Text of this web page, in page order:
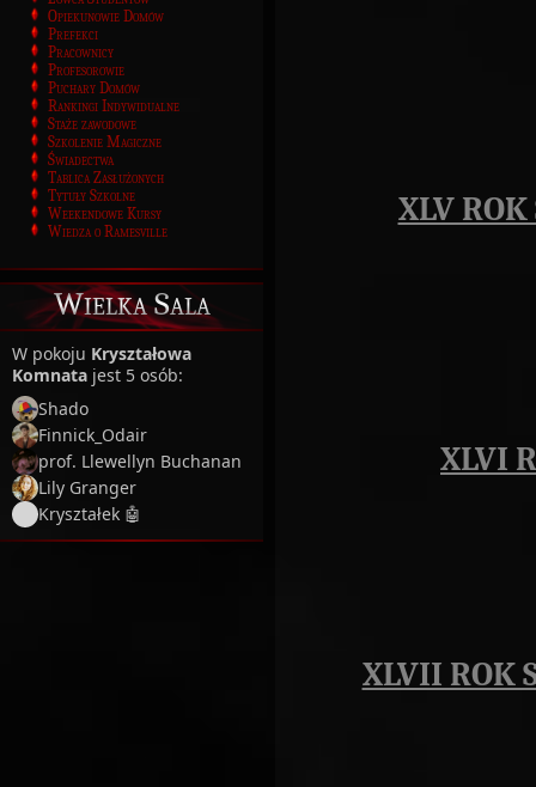
Opiekunowie Domów
Prefekci
Pracownicy
Profesorowie
Puchary Domów
Rankingi Indywidualne
Staże zawodowe
Szkolenie Magiczne
Świadectwa
Tablica Zasłużonych
Tytuły Szkolne
Weekendowe Kursy
Wiedza o Ramesville
Wielka Sala
W pokoju Kryształowa
Komnata jest 5 osób:
Shado
Finnick_Odair
prof. Llewellyn Buchanan
Lily Granger
Kryształek 🤖
XLV
XLVI
XLVII ROK